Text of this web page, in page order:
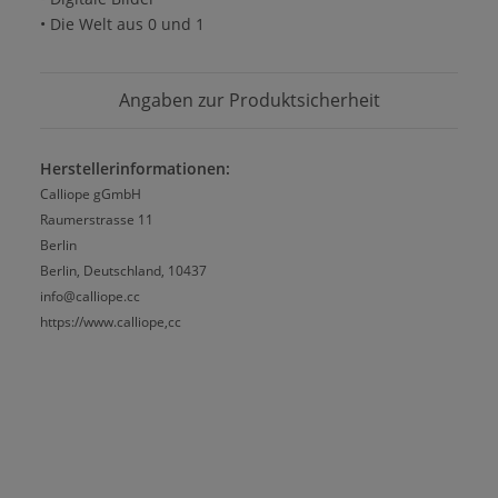
• Die Welt aus 0 und 1
Angaben zur Produktsicherheit
Herstellerinformationen:
Calliope gGmbH
Raumerstrasse 11
Berlin
Berlin, Deutschland, 10437
info@calliope.cc
https://www.calliope,cc